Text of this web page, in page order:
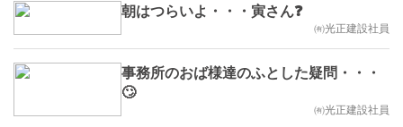
朝はつらいよ・・・寅さん❓
㈲光正建設社員
事務所のおば様達のふとした疑問・・・
🙄
㈲光正建設社員